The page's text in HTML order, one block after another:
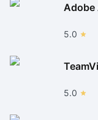
Adobe
5.0
5.0